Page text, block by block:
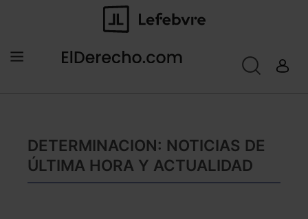
DETERMINACION: NOTICIAS DE
ÚLTIMA HORA Y ACTUALIDAD